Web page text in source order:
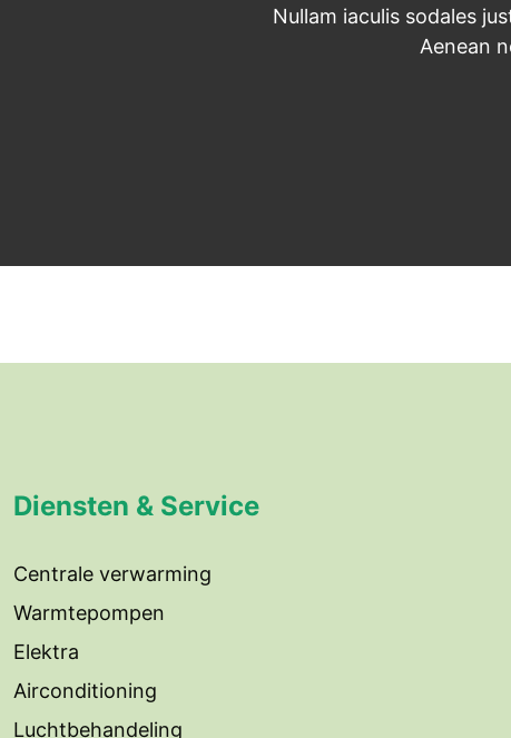
Nullam iaculis sodales
Aenean
Diensten & Service
Centrale verwarming
Warmtepompen
Elektra
Airconditioning
Luchtbehandeling